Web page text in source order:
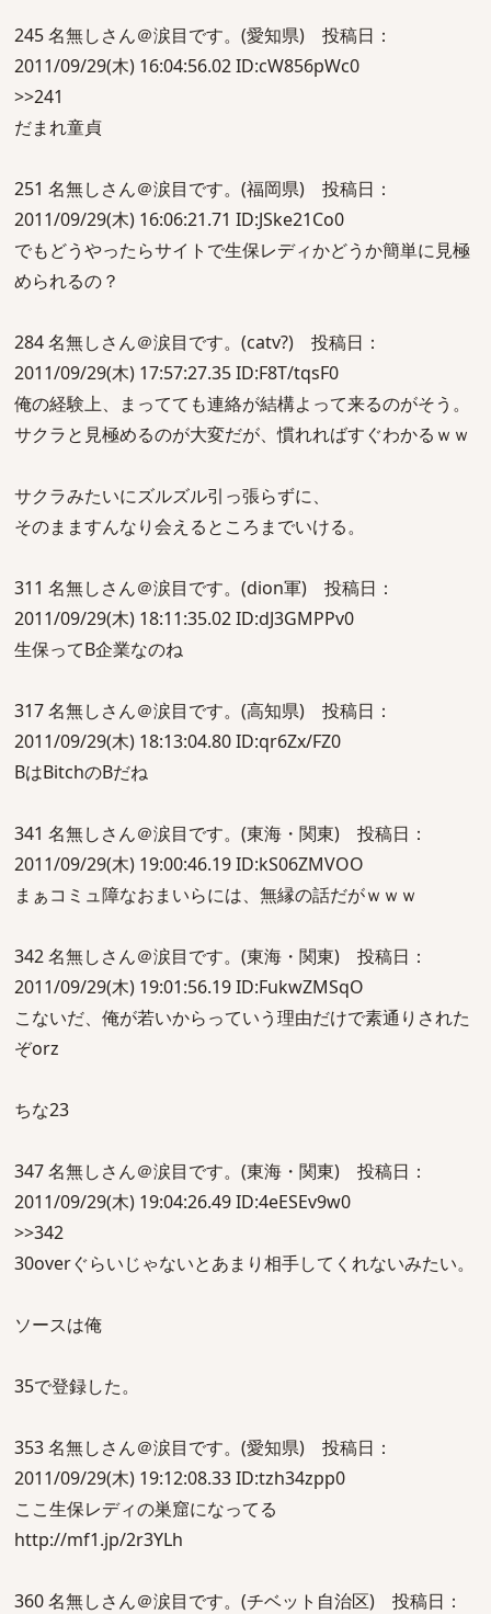
245 名無しさん＠涙目です。(愛知県) 投稿日：
2011/09/29(木) 16:04:56.02 ID:cW856pWc0
>>241
だまれ童貞
251 名無しさん＠涙目です。(福岡県) 投稿日：
2011/09/29(木) 16:06:21.71 ID:JSke21Co0
でもどうやったらサイトで生保レディかどうか簡単に見極
められるの？
284 名無しさん＠涙目です。(catv?) 投稿日：
2011/09/29(木) 17:57:27.35 ID:F8T/tqsF0
俺の経験上、まってても連絡が結構よって来るのがそう。
サクラと見極めるのが大変だが、慣れればすぐわかるｗｗ
サクラみたいにズルズル引っ張らずに、
そのまますんなり会えるところまでいける。
311 名無しさん＠涙目です。(dion軍) 投稿日：
2011/09/29(木) 18:11:35.02 ID:dJ3GMPPv0
生保ってB企業なのね
317 名無しさん＠涙目です。(高知県) 投稿日：
2011/09/29(木) 18:13:04.80 ID:qr6Zx/FZ0
BはBitchのBだね
341 名無しさん＠涙目です。(東海・関東) 投稿日：
2011/09/29(木) 19:00:46.19 ID:kS06ZMVOO
まぁコミュ障なおまいらには、無縁の話だがｗｗｗ
342 名無しさん＠涙目です。(東海・関東) 投稿日：
2011/09/29(木) 19:01:56.19 ID:FukwZMSqO
こないだ、俺が若いからっていう理由だけで素通りされた
ぞorz
ちな23
347 名無しさん＠涙目です。(東海・関東) 投稿日：
2011/09/29(木) 19:04:26.49 ID:4eESEv9w0
>>342
30overぐらいじゃないとあまり相手してくれないみたい。
ソースは俺
35で登録した。
353 名無しさん＠涙目です。(愛知県) 投稿日：
2011/09/29(木) 19:12:08.33 ID:tzh34zpp0
ここ生保レディの巣窟になってる
http://mf1.jp/2r3YLh
360 名無しさん＠涙目です。(チベット自治区) 投稿日：